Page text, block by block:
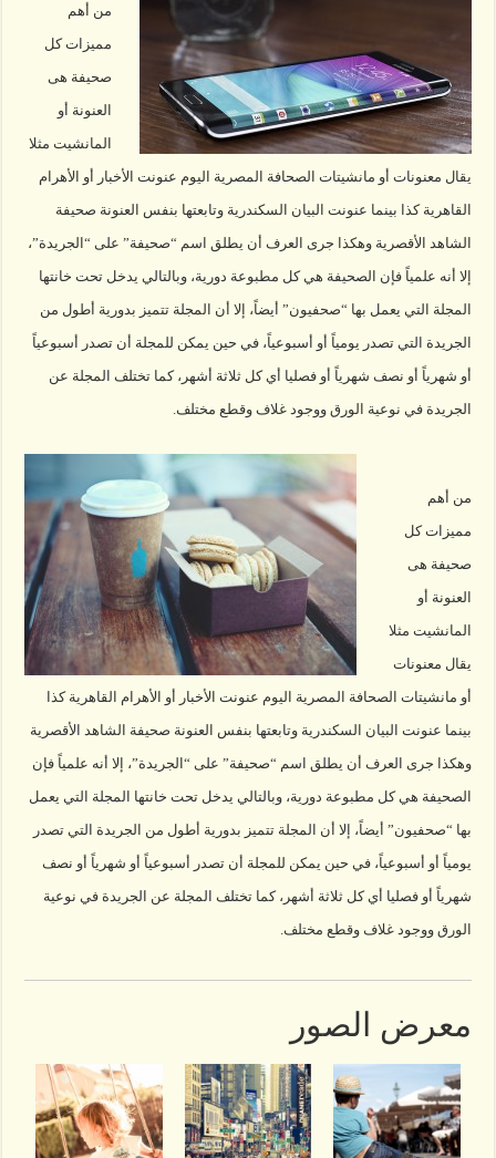
من أهم
مميزات كل
صحيفة هى
العنونة أو
المانشيت مثلا
يقال معنونات أو مانشيتات الصحافة المصرية اليوم عنونت الأخبار أو الأهرام
القاهرية كذا بينما عنونت البيان السكندرية وتابعتها بنفس العنونة صحيفة
الشاهد الأقصرية وهكذا جرى العرف أن يطلق اسم “صحيفة” على “الجريدة”،
إلا أنه علمياً فإن الصحيفة هي كل مطبوعة دورية، وبالتالي يدخل تحت خانتها
المجلة التي يعمل بها “صحفيون” أيضاً، إلا أن المجلة تتميز بدورية أطول من
الجريدة التي تصدر يومياً أو أسبوعياً، في حين يمكن للمجلة أن تصدر أسبوعياً
أو شهرياً أو نصف شهرياً أو فصليا أي كل ثلاثة أشهر، كما تختلف المجلة عن
الجريدة في نوعية الورق ووجود غلاف وقطع مختلف.
من أهم
مميزات كل
صحيفة هى
العنونة أو
المانشيت مثلا
يقال معنونات
أو مانشيتات الصحافة المصرية اليوم عنونت الأخبار أو الأهرام القاهرية كذا
بينما عنونت البيان السكندرية وتابعتها بنفس العنونة صحيفة الشاهد الأقصرية
وهكذا جرى العرف أن يطلق اسم “صحيفة” على “الجريدة”، إلا أنه علمياً فإن
الصحيفة هي كل مطبوعة دورية، وبالتالي يدخل تحت خانتها المجلة التي يعمل
بها “صحفيون” أيضاً، إلا أن المجلة تتميز بدورية أطول من الجريدة التي تصدر
يومياً أو أسبوعياً، في حين يمكن للمجلة أن تصدر أسبوعياً أو شهرياً أو نصف
شهرياً أو فصليا أي كل ثلاثة أشهر، كما تختلف المجلة عن الجريدة في نوعية
الورق ووجود غلاف وقطع مختلف.
معرض الصور